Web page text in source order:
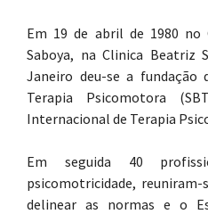
Em 19 de abril de 1980 no
Saboya, na Clinica Beatriz
Janeiro deu-se a fundação
Terapia Psicomotora
Internacional de Terapia
Em seguida 40
psicomotricidade, reuniram-
delinear as normas e o